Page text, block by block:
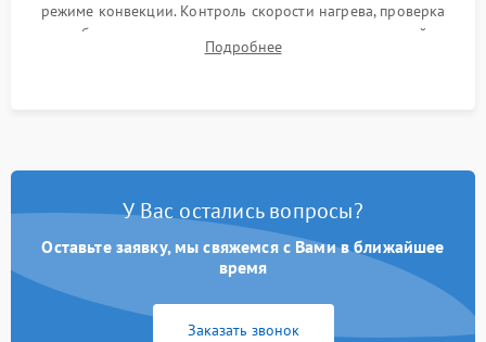
режиме конвекции. Контроль скорости нагрева, проверка
срабатывания термостата при достижении заданной
температуры и тест на отсутствие утечек тока.
Подробнее
У Вас остались вопросы?
Оставьте заявку, мы свяжемся с Вами в ближайшее
время
Заказать звонок